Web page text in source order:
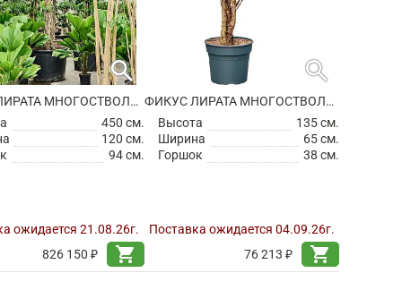
search
ФИКУС ЛИРАТА МНОГОСТВОЛЬНЫЙ
450 см.
120 см.
94 см.
ожидается 21.08.26г.
826 150 ₽
shopping_cart
search
ФИКУС ЛИРАТА МНОГОСТВОЛЬНЫЙ
Высота
135 см.
Ширина
65 см.
Горшок
38 см.
Поставка ожидается 04.09.26г.
76 213 ₽
shopping_cart